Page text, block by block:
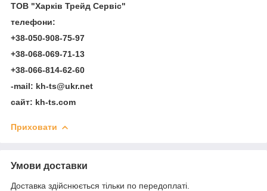
ТОВ "Харків Трейд Сервіс"
телефони:
+38-050-908-75-97
+38-068-069-71-13
+38-066-814-62-60
-mail: kh-ts@ukr.net
сайт: kh-ts.com
Приховати
Умови доставки
Доставка здійснюється тільки по передоплаті.